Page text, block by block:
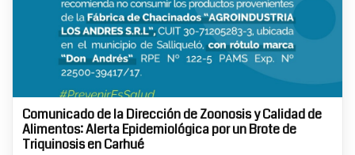
Comunicado de la Dirección de Zoonosis y Calidad de
Alimentos: Alerta Epidemiológica por un Brote de
Triquinosis en Carhué